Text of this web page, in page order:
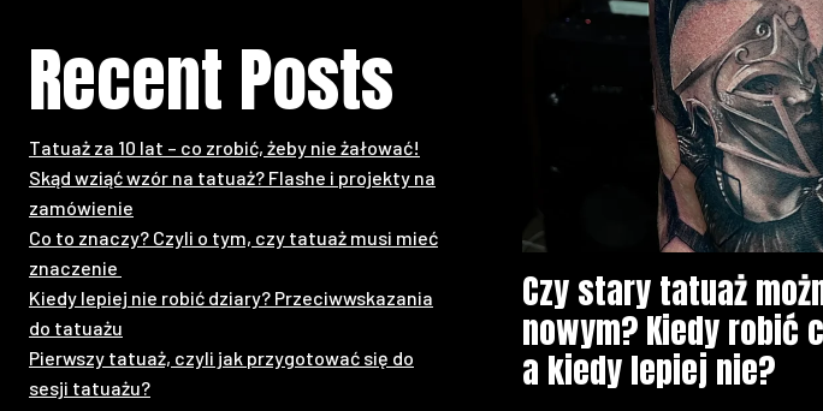
Czy stary tatuaż
nowym? Kiedy robić
a kiedy lepiej nie?
Recent Posts
Tatuaż za 10 lat – co zrobić, żeby nie żałować!
Skąd wziąć wzór na tatuaż? Flashe i projekty na
zamówienie
Co to znaczy? Czyli o tym, czy tatuaż musi mieć
znaczenie
Kiedy lepiej nie robić dziary? Przeciwwskazania
do tatuażu
Pierwszy tatuaż, czyli jak przygotować się do
sesji tatuażu?